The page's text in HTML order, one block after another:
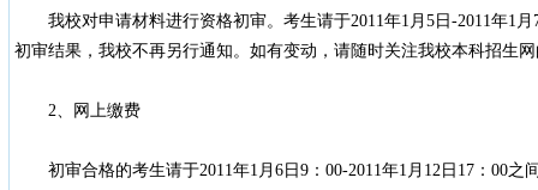
我校对申请材料进行资格初审。考生请于2011年1月5日-2011年1月
初审结果，我校不再另行通知。如有变动，请随时关注我校本科招生
2、网上缴费
初审合格的考生请于2011年1月6日9：00-2011年1月12日17：00之